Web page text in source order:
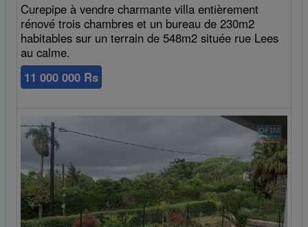
Curepipe à vendre charmante villa entièrement
rénové trois chambres et un bureau de 230m2
habitables sur un terrain de 548m2 située rue Lees
au calme.
11 000 000 Rs